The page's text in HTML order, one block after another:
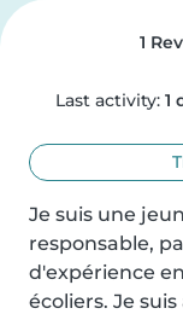
1
Last activity: 1
Je suis une
responsable,
d'expérience
écoliers. Je